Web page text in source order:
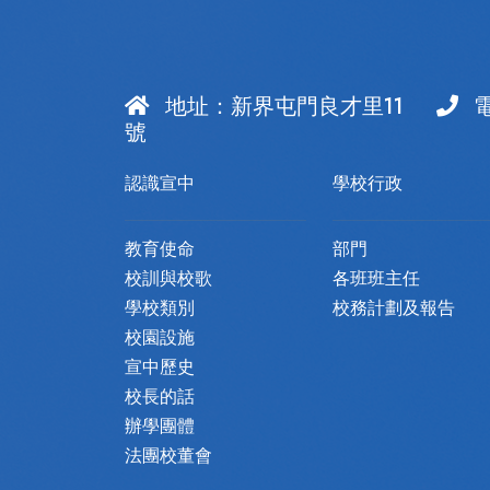
地址： 新界屯門良才里11
號
認識宣中
教育使命
校訓與校歌
學校類別
校園設施
宣中歷史
校長的話
辦學團體
法團校董會
學校行政
部門
各班班主任
校務計劃及報告